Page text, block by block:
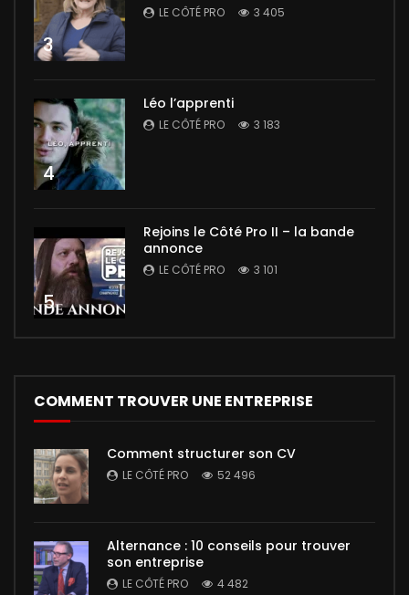
3
LE CÔTÉ PRO 3 405
4
Léo l’apprenti
LE CÔTÉ PRO 3 183
5
Rejoins le Côté Pro II – la bande
annonce
LE CÔTÉ PRO 3 101
COMMENT TROUVER UNE ENTREPRISE
Comment structurer son CV
LE CÔTÉ PRO 52 496
Alternance : 10 conseils pour trouver
son entreprise
LE CÔTÉ PRO 4 482